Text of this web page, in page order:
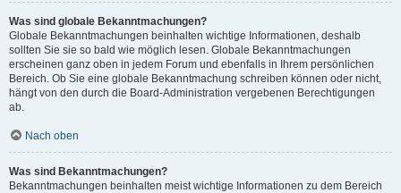
Was sind globale Bekanntmachungen?
Globale Bekanntmachungen beinhalten wichtige Informationen, deshalb
sollten Sie sie so bald wie möglich lesen. Globale Bekanntmachungen
erscheinen ganz oben in jedem Forum und ebenfalls in Ihrem persönlichen
Bereich. Ob Sie eine globale Bekanntmachung schreiben können oder nicht,
hängt von den durch die Board-Administration vergebenen Berechtigungen
ab.
Nach oben
Was sind Bekanntmachungen?
Bekanntmachungen beinhalten meist wichtige Informationen zu dem Bereich